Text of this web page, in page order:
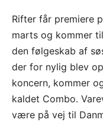
Rifter får premiere
marts og kommer
den følgeskab af
der for nylig blev
koncern, kommer
kaldet Combo.
være på vej til